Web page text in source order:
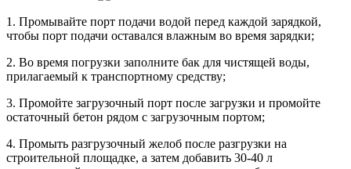
1. Промывайте порт подачи водой перед каждой зарядкой,
чтобы порт подачи оставался влажным во время зарядки;
2. Во время погрузки заполните бак для чистящей воды,
прилагаемый к транспортному средству;
3. Промойте загрузочный порт после загрузки и промойте
остаточный бетон рядом с загрузочным портом;
4. Промыть разгрузочный желоб после разгрузки на
строительной площадке, а затем добавить 30-40 л